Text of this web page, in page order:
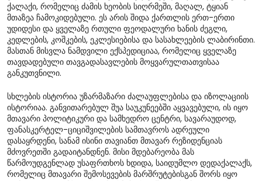
ქალაქი, რომელიც ძამის ხეობის სიღრმეში, მაღალ, ტყიან
მთაზეა ჩამოკიდებული. ეს არის შიდა ქართლის ერთ-ერთი
უდიდესი და ყველაზე რთული ფეოდალური ხანის ძეგლი,
კედლების, კოშკების, ეკლესიებისა და სასახლეების ლაბირინთი.
მასთან მისვლა ნამდვილი ექსპედიციაა, რომელიც ყველაზე
თავდადებული თავგადასავლების მოყვარულთათვისაა
განკუთვნილი.
სხლების ისტორია უზარმაზარი ძალაუფლებისა და იზოლაციის
ისტორიაა. განვითარებულ შუა საუკუნეებში აყვავებული, ის იყო
მთავარი პოლიტიკური და სამხედრო ცენტრი, სავარაუდოდ,
ფანასკერტელ-ციციშვილების სამთავროს ადრეული
დასაყრდენი, სანამ ისინი თავიანთ მთავარ რეზიდენციას
მძოვრეთში გადაიტანდნენ. მისი მდებარეობა მას
წარმოუდგენლად უსაფრთხოს ხდიდა, საიდუმლო დედაქალაქს,
რომელიც მთავარი შემოსევების მარშრუტებისგან შორს იყო